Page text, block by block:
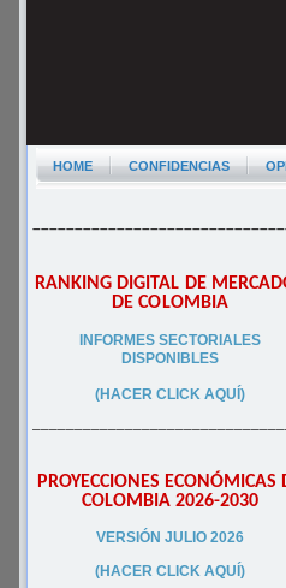
HOME CONFIDENCIAS
RANKING DIGITAL DE
DE COLOMBIA
INFORMES SECTORIALES
DISPONIBLES
(HACER CLICK AQUÍ)
PROYECCIONES ECONÓMICAS
COLOMBIA 2026-2030
VERSIÓN JULIO 2026
(HACER CLICK AQUÍ)